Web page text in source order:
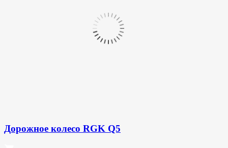
Дорожное колесо RGK Q5